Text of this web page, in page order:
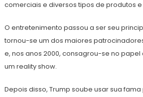
comerciais e diversos tipos de produtos
O entretenimento passou a ser seu
tornou-se um dos maiores
e, nos anos 2000, consagrou-se no
um reality show.
Depois disso, Trump soube usar sua